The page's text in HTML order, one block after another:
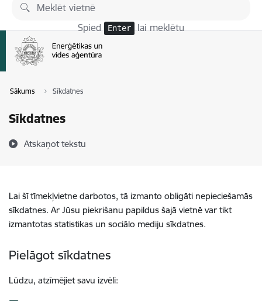
Pāriet uz lapas saturu
Spied Enter lai meklētu
Sākums Sīkdatnes
Sīkdatnes
Atskaņot tekstu
Lai šī tīmekļvietne darbotos, tā izmanto obligāti nepieciešamās
sīkdatnes. Ar Jūsu piekrišanu papildus šajā vietnē var tikt
izmantotas statistikas un sociālo mediju sīkdatnes.
Pielāgot sīkdatnes
Lūdzu, atzīmējiet savu izvēli: